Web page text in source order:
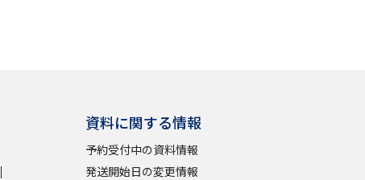
資料に関する情報
予約受付中の資料情報
発送開始日の変更情報